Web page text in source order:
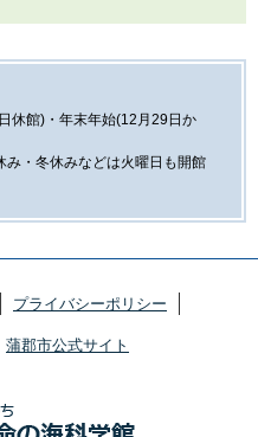
休館)・年末年始(12月29日か
み・冬休みなどは火曜日も開館
プライバシーポリシー
蒲郡市公式サイト